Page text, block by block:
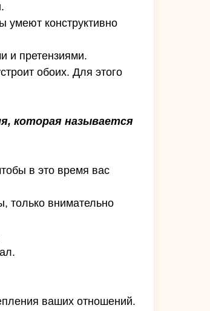
умеют конструктивно
и претензиями.
обоих. Для этого
которая называется
в это время вас
только внимательно
ваших отношений.